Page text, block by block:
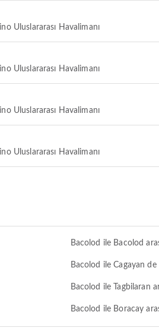
Uluslararası Havalimanı
Uluslararası Havalimanı
Uluslararası Havalimanı
Uluslararası Havalimanı
Bacolod ile Bacolod
Bacolod ile Cagayan de
Bacolod ile Tagbilaran
Bacolod ile Boracay